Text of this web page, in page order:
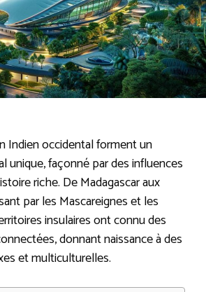
Indien occidental forment un
unique, façonné par des influences
riche. De Madagascar aux
par les Mascareignes et les
insulaires ont connu des
donnant naissance à des
et multiculturelles.